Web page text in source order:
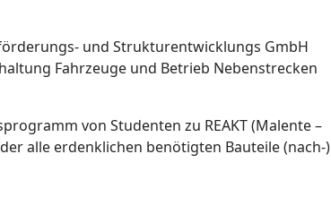
und Strukturentwicklungs GmbH
Fahrzeuge und Betrieb Nebenstrecken
von Studenten zu REAKT (Malente –
alle erdenklichen benötigten Bauteile (nach-)